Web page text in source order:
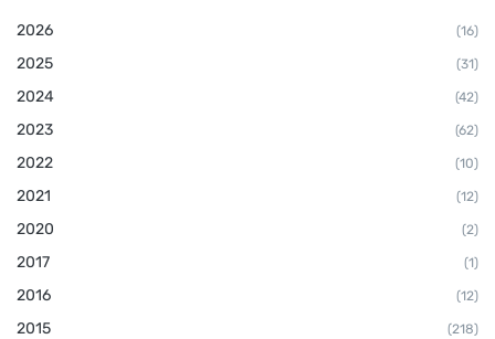
2026 (16)
2025 (31)
2024 (42)
2023 (62)
2022 (10)
2021 (12)
2020 (2)
2017 (1)
2016 (12)
2015 (218)